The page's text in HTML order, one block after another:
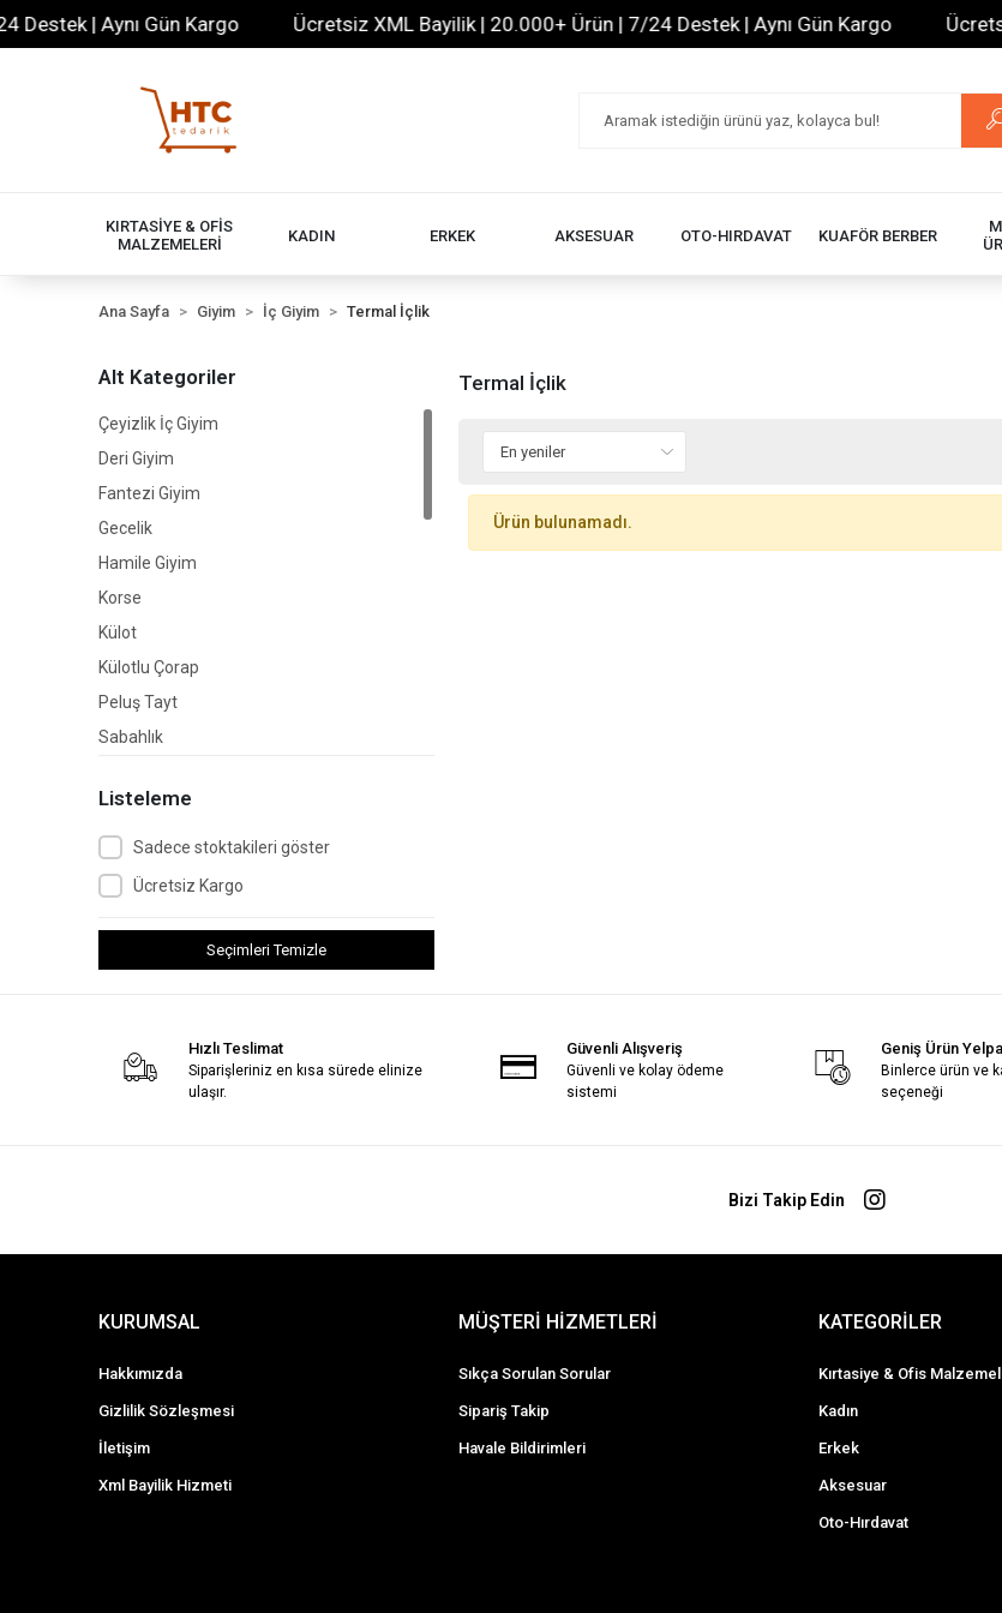
| Aynı Gün Kargo Ücretsiz XML Bayilik | 20.000+ Ürün | 7/24 Destek | Aynı Gün Kargo
KIRTASİYE & OFİS
MALZEMELERİ
KADIN ERKEK AKSESUAR OTO-HIRDAVAT KUAFÖR BERBER
Ana Sayfa Giyim İç Giyim Termal İçlik
Alt Kategoriler
Çeyizlik İç Giyim
Deri Giyim
Fantezi Giyim
Gecelik
Hamile Giyim
Korse
Külot
Külotlu Çorap
Peluş Tayt
Sabahlık
Termal Sauna
Boxer
Çorap
Çeyizlik İç Giyim
Fantezi Giyim
Gecelik
Peluş Tayt
Sütyen Takımları
Termal İçlik
Listeleme
Sadece stoktakileri göster
Ücretsiz Kargo
Seçimleri Temizle
Termal İçlik
Ürün bulunamadı.
Hızlı Teslimat
Siparişleriniz en kısa sürede elinize
ulaşır.
Güvenli Alışveriş
Güvenli ve kolay ödeme
sistemi
Geniş Ürün
Binlerce ürün ve
seçeneği
Bizi Takip Edin
KURUMSAL
Hakkımızda
Gizlilik Sözleşmesi
İletişim
Xml Bayilik Hizmeti
MÜŞTERİ HİZMETLERİ
Sıkça Sorulan Sorular
Sipariş Takip
Havale Bildirimleri
KATEGORİLER
Kırtasiye & Ofis
Kadın
Erkek
Aksesuar
Oto-Hırdavat